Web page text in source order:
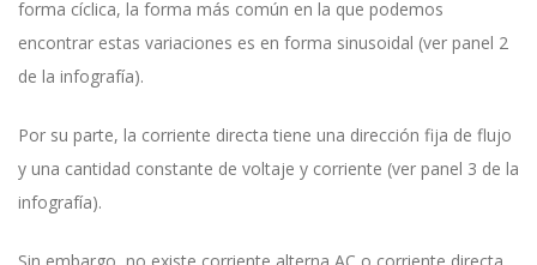
forma cíclica, la forma más común en la que podemos
encontrar estas variaciones es en forma sinusoidal (ver panel 2
de la infografía).
Por su parte, la corriente directa tiene una dirección fija de flujo
y una cantidad constante de voltaje y corriente (ver panel 3 de la
infografía).